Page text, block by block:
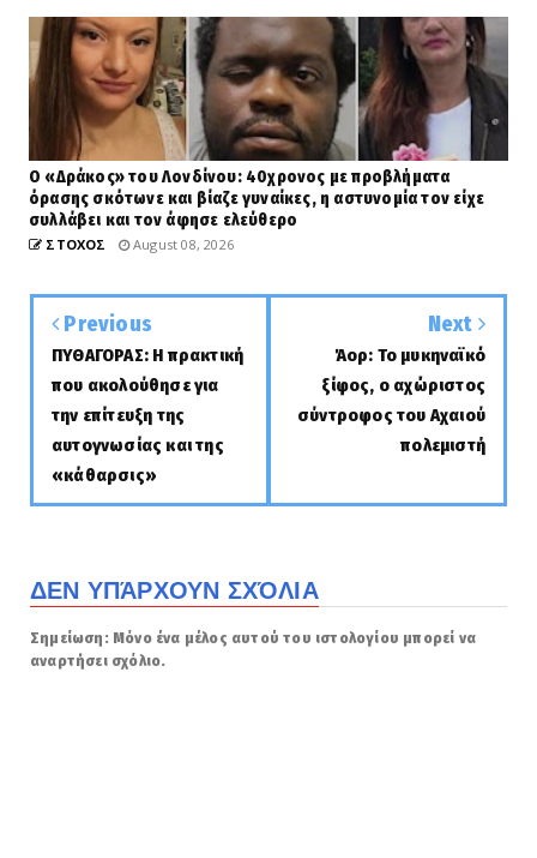
Ο «Δράκος» του Λονδίνου: 40χρονος με προβλήματα
όρασης σκότωνε και βίαζε γυναίκες, η αστυνομία τον είχε
συλλάβει και τον άφησε ελεύθερο
ΣΤΟΧΟΣ August 08, 2026
Previous
ΠΥΘΑΓΟΡΑΣ: Η πρακτική
που ακολούθησε για
την επίτευξη της
αυτογνωσίας και της
«κάθαρσις»
Next
Άορ: Το μυκηναϊκό
ξίφος, ο αχώριστος
σύντροφος του Αχαιού
πολεμιστή
ΔΕΝ ΥΠΆΡΧΟΥΝ ΣΧΌΛΙΑ
Σημείωση: Μόνο ένα μέλος αυτού του ιστολογίου μπορεί να
αναρτήσει σχόλιο.